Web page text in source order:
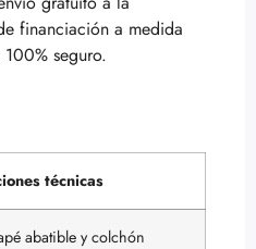
financiación a medida
seguro.
técnicas
abatible y colchón